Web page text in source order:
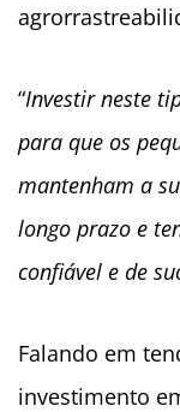
“Investir neste
para que os
mantenham a
longo prazo e
confiável e de
Falando em
investimento